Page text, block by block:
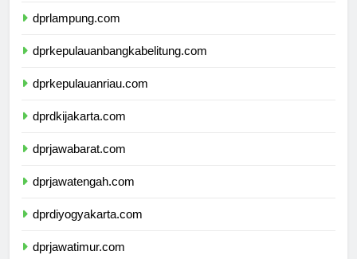
dprlampung.com
dprkepulauanbangkabelitung.com
dprkepulauanriau.com
dprdkijakarta.com
dprjawabarat.com
dprjawatengah.com
dprdiyogyakarta.com
dprjawatimur.com